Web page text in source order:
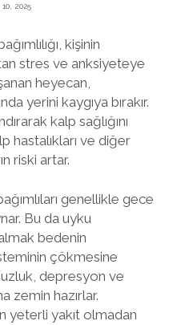
2025
kişinin
stres ve anksiyeteye
heyecan,
yerini kaygıya bırakır.
kalp sağlığını
hastalıkları ve diğer
riski artar.
genellikle gece
Bu da uyku
bedenin
çökmesine
depresyon ve
zemin hazırlar.
yeterli yakıt olmadan